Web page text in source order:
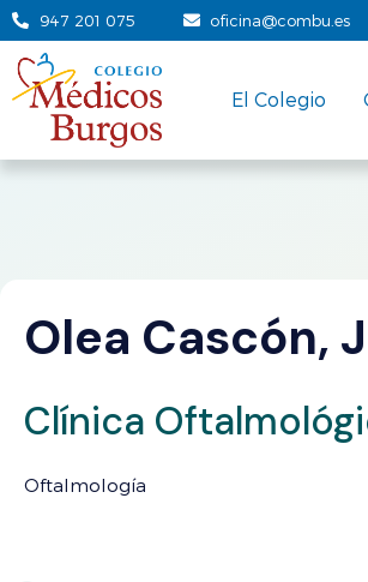
947 201 075 oficina@combu.es
El Colegio
Olea Cascón,
Clínica
Oftalmología